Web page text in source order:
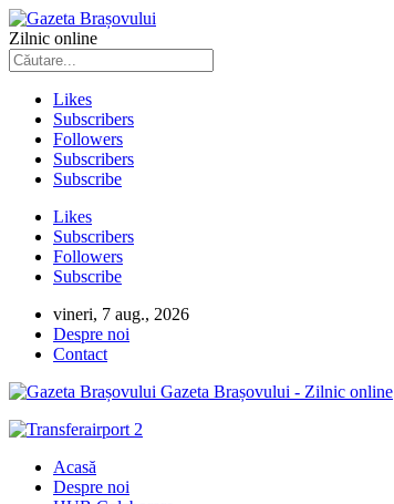
Zilnic online
Likes
Subscribers
Followers
Subscribers
Subscribe
Likes
Subscribers
Followers
Subscribe
vineri, 7 aug., 2026
Despre noi
Contact
Gazeta Brașovului - Zilnic online
Acasă
Despre noi